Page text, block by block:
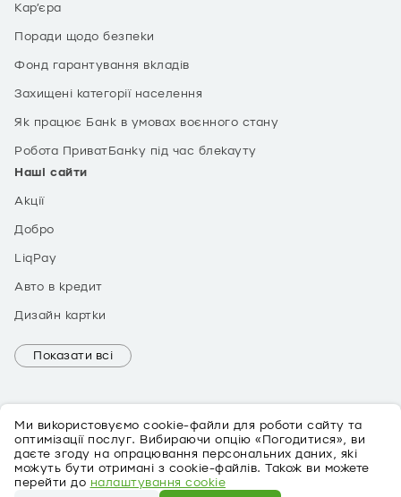
Ми використовуємо cookie-файли для роботи сайту та
оптимізації послуг. Вибираючи опцію «Погодитися», ви
даєте згоду на опрацювання персональних даних, які
можуть бути отримані з cookie-файлів. Також ви можете
перейти до налаштування cookie
Кар’єра
Поради щодо безпеки
Фонд гарантування вкладів
Захищені категорії населення
Як працює Банк в умовах воєнного стану
Робота ПриватБанку під час блекауту
Наші сайти
Акції
Добро
LiqPay
Авто в кредит
Дизайн картки
Показати всі
EN